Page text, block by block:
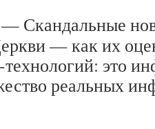
— Скандальные
— как их
технологий: это
реальных